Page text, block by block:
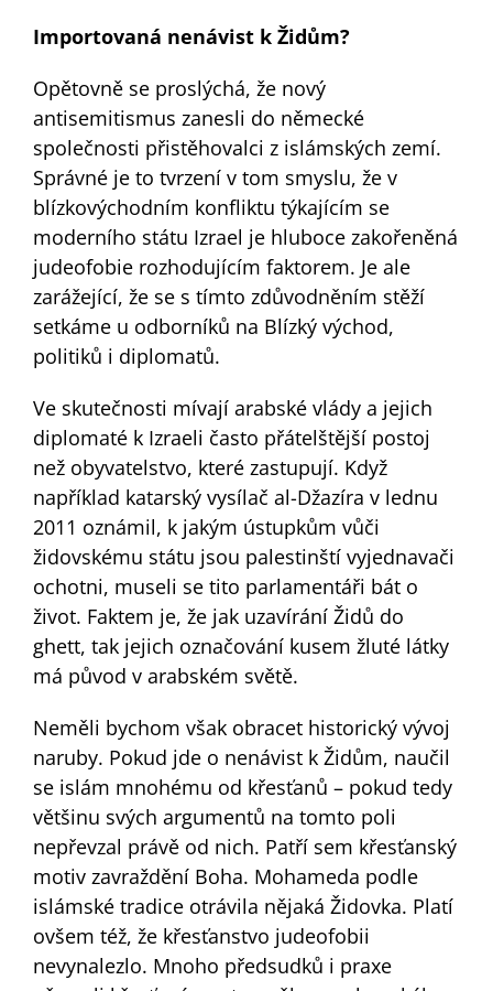
Importovaná nenávist k Židům?
Opětovně se proslýchá, že nový
antisemitismus zanesli do německé
společnosti přistěhovalci z islámských zemí.
Správné je to tvrzení v tom smyslu, že v
blízkovýchodním konfliktu týkajícím se
moderního státu Izrael je hluboce zakořeněná
judeofobie rozhodujícím faktorem. Je ale
zarážející, že se s tímto zdůvodněním stěží
setkáme u odborníků na Blízký východ,
politiků i diplomatů.
Ve skutečnosti mívají arabské vlády a jejich
diplomaté k Izraeli často přátelštější postoj
než obyvatelstvo, které zastupují. Když
například katarský vysílač al-Džazíra v lednu
2011 oznámil, k jakým ústupkům vůči
židovskému státu jsou palestinští vyjednavači
ochotni, museli se tito parlamentáři bát o
život. Faktem je, že jak uzavírání Židů do
ghett, tak jejich označování kusem žluté látky
má původ v arabském světě.
Neměli bychom však obracet historický vývoj
naruby. Pokud jde o nenávist k Židům, naučil
se islám mnohému od křesťanů – pokud tedy
většinu svých argumentů na tomto poli
nepřevzal právě od nich. Patří sem křesťanský
motiv zavraždění Boha. Mohameda podle
islámské tradice otrávila nějaká Židovka. Platí
ovšem též, že křesťanstvo judeofobii
nevynalezlo. Mnoho předsudků i praxe